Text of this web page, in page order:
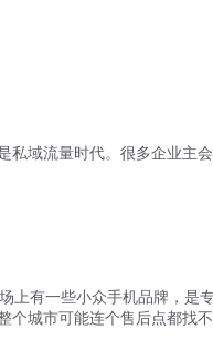
私域流量时代。很多企业主
上有一些小众手机品牌，
个城市可能连个售后点都找